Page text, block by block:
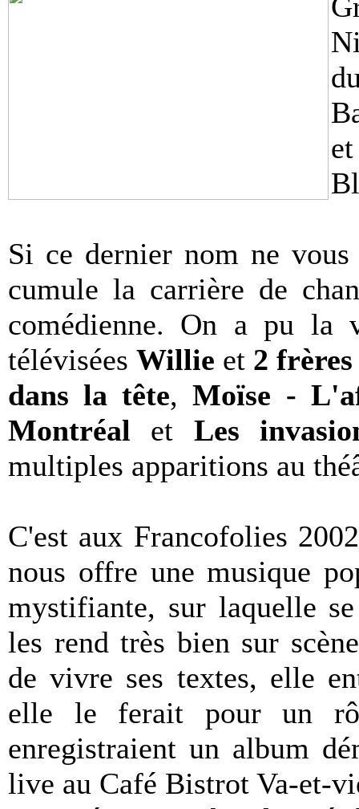
Si ce dernier nom ne
cumule la carrière de
comédienne. On a pu la
télévisées Willie et 2 frères
dans la tête,Moïse -
Montréal et Les
multiples apparitions au
C'est aux Francofolies
nous offre une musique
mystifiante, sur laquelle
les rend très bien sur
de vivre ses textes, elle
elle le ferait pour un
enregistraient un album
live au Café Bistrot Va-et-